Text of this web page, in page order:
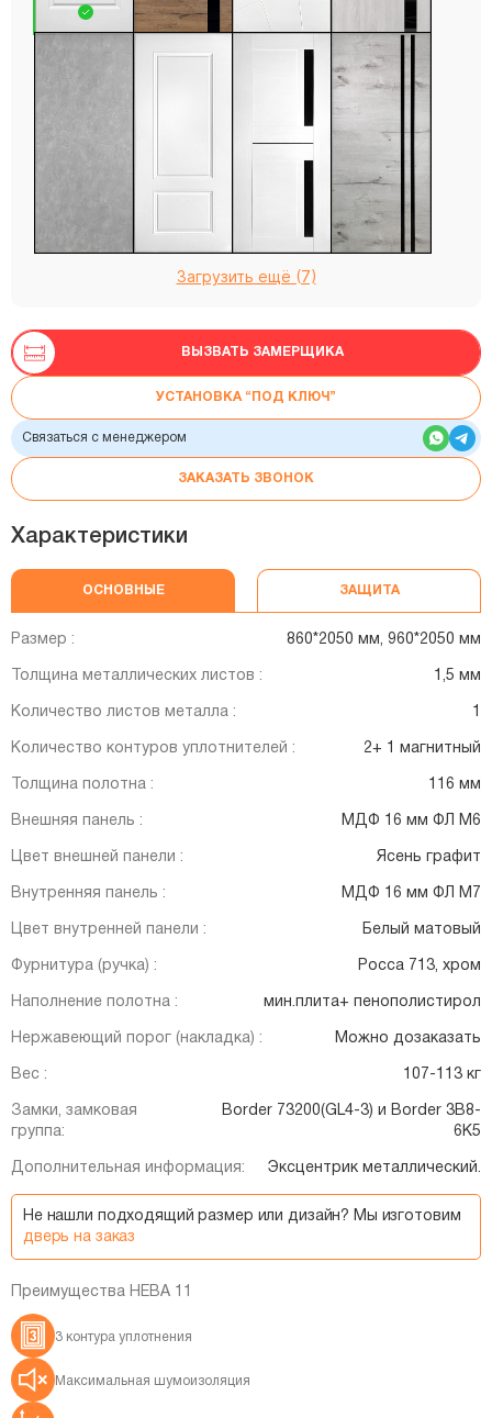
Загрузить ещё (7)
ВЫЗВАТЬ ЗАМЕРЩИКА
УСТАНОВКА “ПОД КЛЮЧ”
Связаться с менеджером
ЗАКАЗАТЬ ЗВОНОК
Характеристики
ОСНОВНЫЕ ЗАЩИТА
Размер : 860*2050 мм, 960*2050 мм
Толщина металлических листов : 1,5 мм
Количество листов металла : 1
Количество контуров уплотнителей : 2+ 1 магнитный
Толщина полотна : 116 мм
Внешняя панель : МДФ 16 мм ФЛ М6
Цвет внешней панели : Ясень графит
Внутренняя панель : МДФ 16 мм ФЛ М7
Цвет внутренней панели : Белый матовый
Фурнитура (ручка) : Росса 713, хром
Наполнение полотна : мин.плита+ пенополистирол
Нержавеющий порог (накладка) : Можно дозаказать
Вес : 107-113 кг
Замки, замковая
группа:
Border 73200(GL4-3) и Border 3B8-
6K5
Дополнительная информация: Эксцентрик металлический.
Не нашли подходящий размер или дизайн? Мы изготовим
дверь на заказ
Преимущества НЕВА 11
3 контура уплотнения
Максимальная шумоизоляция